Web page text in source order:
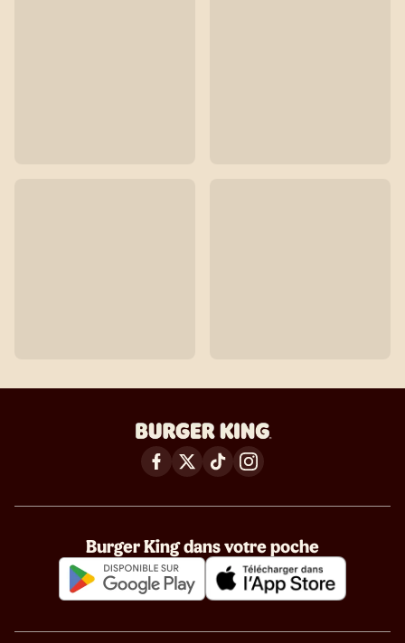
Burger King dans votre poche